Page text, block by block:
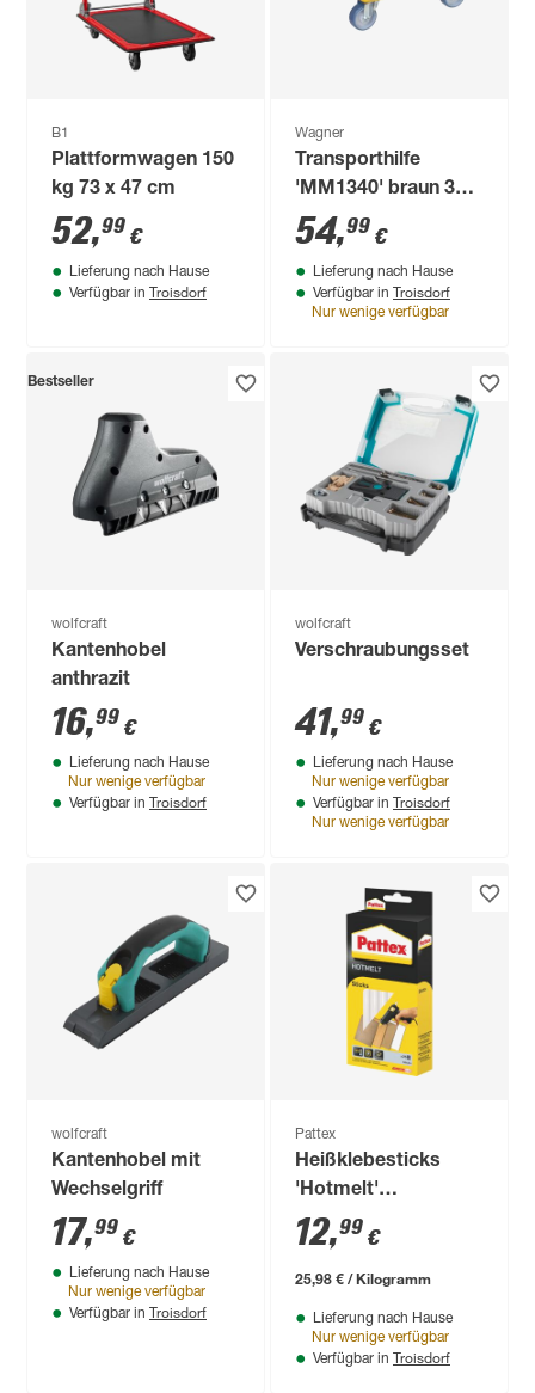
B1
Plattformwagen 150
kg 73 x 47 cm
52,99 €
Lieferung nach Hause
Verfügbar in Troisdorf
Wagner
Transporthilfe
'MM1340' braun 38 x
38 x 11 cm, 300 kg
54,99 €
Lieferung nach Hause
Verfügbar in Troisdorf
Nur wenige verfügbar
Bestseller
wolfcraft
Kantenhobel
anthrazit
16,99 €
Lieferung nach Hause
Nur wenige verfügbar
Verfügbar in Troisdorf
wolfcraft
Verschraubungsset
41,99 €
Lieferung nach Hause
Nur wenige verfügbar
Verfügbar in Troisdorf
Nur wenige verfügbar
wolfcraft
Kantenhobel mit
Wechselgriff
17,99 €
Lieferung nach Hause
Nur wenige verfügbar
Verfügbar in Troisdorf
Pattex
Heißklebesticks
'Hotmelt'
transparent 25 Stück
12,99 €
25,98 € / Kilogramm
Lieferung nach Hause
Nur wenige verfügbar
Verfügbar in Troisdorf